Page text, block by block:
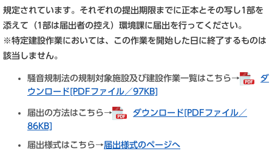
規定されています。それぞれの提出期限までに正本とその写し1部を
添えて（1部は届出者の控え）環境課に届出を行ってください。
※特定建設作業においては、この作業を開始した日に終了するものは
該当しません。
騒音規制法の規制対象施設及び建設作業一覧はこちら→
ダ
ウンロード[PDFファイル／97KB]
届出の方法はこちら→
ダウンロード[PDFファイル／
86KB]
届出様式はこちら→届出様式のページへ